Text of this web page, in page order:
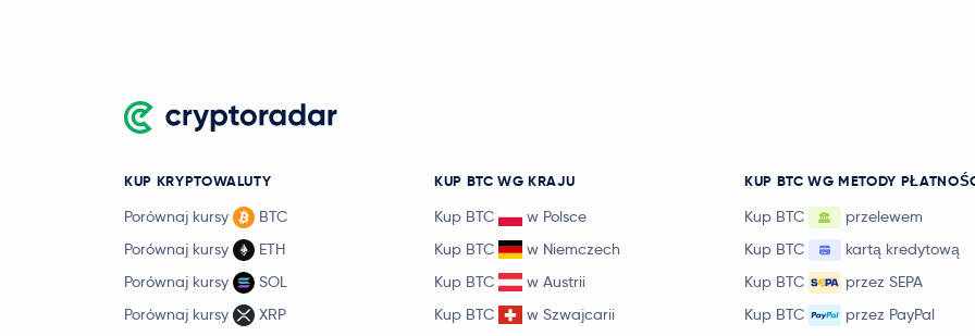
AvalancheAVAX
UniswapUNI
NEAR Protocol
NEAR
BitTensorTAO
KUP KRYPTOWALUTY
Porównaj kursy
BTC
Porównaj kursy
ETH
Porównaj kursy
SOL
Porównaj kursy
XRP
KUP BTC WG KRAJU
Kup BTC
w Polsce
Kup BTC
w Niemczech
Kup BTC
w Austrii
Kup BTC
w Szwajcarii
KUP BTC WG METODY
Kup BTC
przelewem
Kup BTC
kartą kredytową
Kup BTC
przez SEPA
Kup BTC
przez PayPal